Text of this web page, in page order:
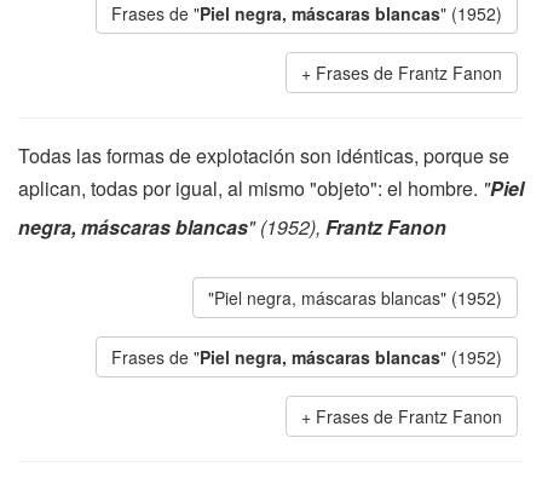
Frases de "Piel negra, máscaras blancas" (1952)
Frases de Frantz Fanon
Todas las formas de explotación son idénticas, porque se
aplican, todas por igual, al mismo "objeto": el hombre. "Piel
negra, máscaras blancas" (1952), Frantz Fanon
"Piel negra, máscaras blancas" (1952)
Frases de "Piel negra, máscaras blancas" (1952)
Frases de Frantz Fanon